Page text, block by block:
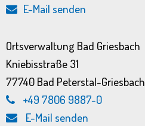
E-Mail senden
Ortsverwaltung Bad Griesbach
Kniebisstraße 31
77740 Bad Peterstal-Griesbach
+49 7806 9887-0
E-Mail senden